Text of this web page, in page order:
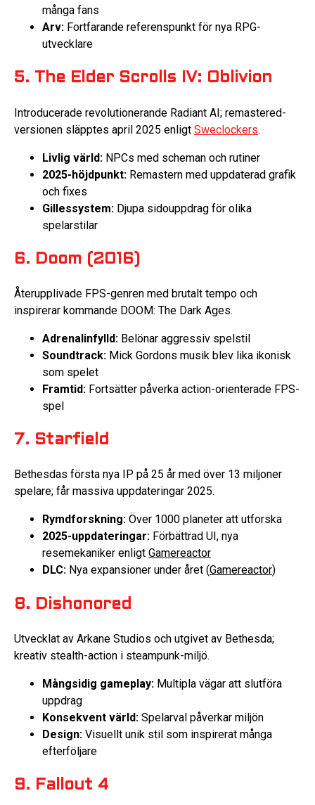
många fans
Arv: Fortfarande referenspunkt för nya RPG-
utvecklare
5. The Elder Scrolls IV: Oblivion
Introducerade revolutionerande Radiant AI; remastered-
versionen släpptes april 2025 enligt Sweclockers.
Livlig värld: NPCs med scheman och rutiner
2025-höjdpunkt: Remastern med uppdaterad grafik
och fixes
Gillessystem: Djupa sidouppdrag för olika
spelarstilar
6. Doom (2016)
Återupplivade FPS-genren med brutalt tempo och
inspirerar kommande DOOM: The Dark Ages.
Adrenalinfylld: Belönar aggressiv spelstil
Soundtrack: Mick Gordons musik blev lika ikonisk
som spelet
Framtid: Fortsätter påverka action-orienterade FPS-
spel
7. Starfield
Bethesdas första nya IP på 25 år med över 13 miljoner
spelare; får massiva uppdateringar 2025.
Rymdforskning: Över 1000 planeter att utforska
2025-uppdateringar: Förbättrad UI, nya
resemekaniker enligt Gamereactor
DLC: Nya expansioner under året (Gamereactor)
8. Dishonored
Utvecklat av Arkane Studios och utgivet av Bethesda;
kreativ stealth-action i steampunk-miljö.
Mångsidig gameplay: Multipla vägar att slutföra
uppdrag
Konsekvent värld: Spelarval påverkar miljön
Design: Visuellt unik stil som inspirerat många
efterföljare
9. Fallout 4